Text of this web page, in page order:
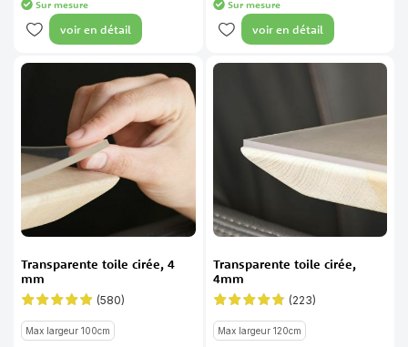
Sur mesure
voir en détail
Sur mesure
voir en détail
Transparente toile cirée, 4
mm
Évaluation: (580)
Max largeur 100cm
Transparente toile cirée,
4mm
Évaluation: (223)
Max largeur 120cm